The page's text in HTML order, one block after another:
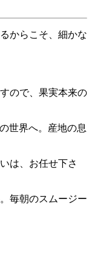
からこそ、細かな
ので、果実本来の
の世界へ。産地の息
は、お任せ下さ
毎朝のスムージー